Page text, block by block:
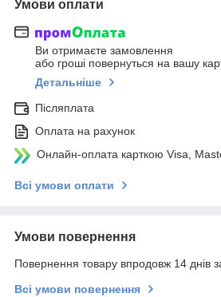
Умови оплати
Ви отримаєте замовлення
або гроші повернуться на вашу
Детальніше
Післяплата
Оплата на рахунок
Онлайн-оплата карткою Visa,
Всі умови оплати
Умови повернення
Повернення товару впродовж 14 днів
Всі умови повернення